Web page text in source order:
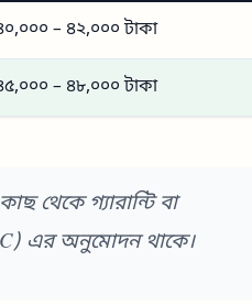
– ৪২,০০০ টাকা
– ৪৮,০০০ টাকা
গ্যারান্টি বা
এর অনুমোদন থাকে।